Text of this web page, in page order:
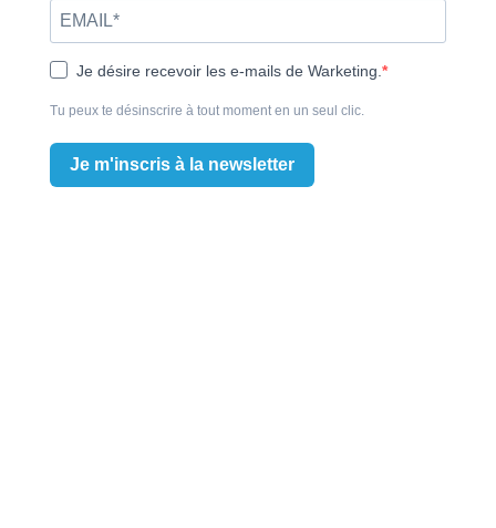
Je désire recevoir les e-mails de Warketing.
Tu peux te désinscrire à tout moment en un seul clic.
Je m'inscris à la newsletter